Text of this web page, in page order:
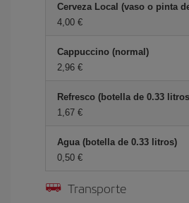
Cerveza Local (vaso o pinta
4,00 €
Cappuccino (normal)
2,96 €
Refresco (botella de 0.33
1,67 €
Agua (botella de 0.33 litros)
0,50 €
Transporte